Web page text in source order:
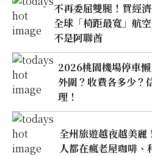
不再委屈雙腿！買經
全球「椅距最寬」航
不是阿聯酋
2026桃園機場停車
外圍？收費各多少？
理！
全州旅遊越夜越美麗
人都在瘋老屋咖啡